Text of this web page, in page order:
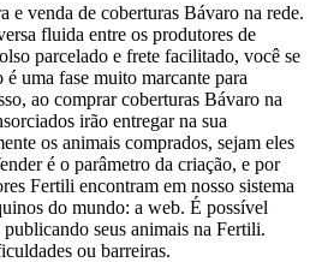
e venda de coberturas Bávaro na rede.
fluida entre os produtores de
parcelado e frete facilitado, você se
uma fase muito marcante para
ao comprar coberturas Bávaro na
irão entregar na sua
os animais comprados, sejam eles
é o parâmetro da criação, e por
Fertili encontram em nosso sistema
do mundo: a web. É possível
seus animais na Fertili.
ou barreiras.